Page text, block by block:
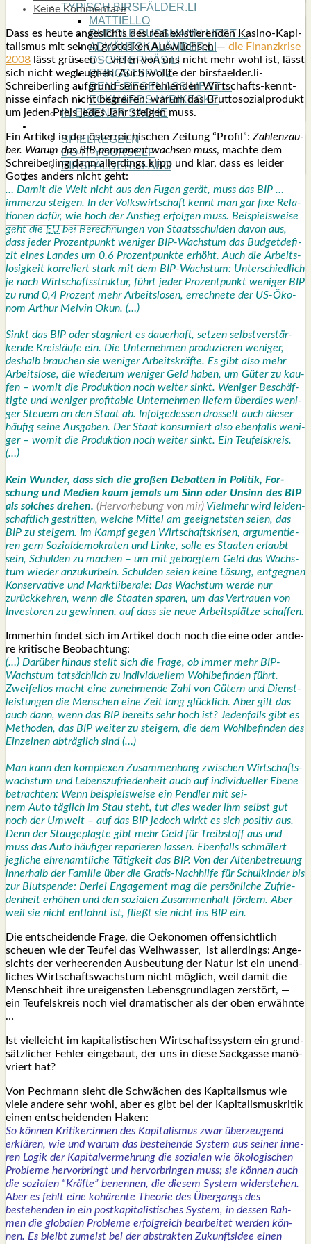
TYPISCH BIRSFÄLDER.LI
MATTIELLO
RUDOLF BUSS­MANN LIEST…
ADVÄNTSKALÄNDER.LI
OSCHTERHÄS.LI
PFINGST­SPATZ
RENÉ REGEN­ASS LIEST…
ECK­HARDS LYRIK­ECKE
IN EIGE­NER SACHE
SPIEL­RE­GELN
DO-IT-YOUR­S­ELF
BIRSFÄLDER.LI-ABO
SHOUT­BOX
Keine Kommentare
Dass es heu­te ange­sichts des real exis­tie­ren­den Kasi­no-Kapi­
ta­lis­mus mit sei­nen gro­tes­ken Aus­wüch­sen — die Finanz­kri­se
2008 lässt grüs­sen — vie­len von uns nicht mehr wohl ist, lässt
sich nicht weg­leug­nen. Auch woll­te der birsfaelder.li-
Schreiberling auf­grund sei­ner feh­len­den Wirt­schafts-kennt­
nis­se ein­fach nicht begrei­fen, war­um das Brut­to­so­zi­al­pro­dukt
um jeden Preis jedes Jahr stei­gen muss.
Ein Arti­kel in der öster­rei­chi­schen Zei­tung “Pro­fil”: Zah­len­zau­
ber. War­um das BIB per­ma­nent wach­sen muss, mach­te dem
Schrei­ber­ling dann aller­dings klipp und klar, dass es lei­der
Got­tes anders nicht geht:
… Damit die Welt nicht aus den Fugen gerät, muss das BIP …
immer­zu stei­gen. In der Volks­wirt­schaft kennt man gar fixe Rela­
tio­nen dafür, wie hoch der Anstieg erfol­gen muss. Bei­spiels­wei­se
geht dieEUbei Berech­nun­gen von Staats­schul­den davon aus,
dass jeder Pro­zent­punkt weni­ger BIP-Wachs­tum das Bud­get­de­fi­
zit eines Lan­des um 0,6 Pro­zent­punk­te erhöht. Auch die Arbeits­
lo­sig­keit kor­re­liert stark mit dem BIP-Wachs­tum: Unter­schied­lich
je nach Wirt­schafts­struk­tur, führt jeder Pro­zent­punkt weni­ger BIP
zu rund 0,4 Pro­zent mehr Arbeits­lo­sen, errech­ne­te der US-Öko­
nom Arthur Mel­vin Okun. (…)
Sinkt das BIP oder sta­gniert es dau­er­haft, set­zen selbst­ver­stär­
ken­de Kreis­läu­fe ein. Die Unter­neh­men pro­du­zie­ren weni­ger,
des­halb brau­chen sie weni­ger Arbeits­kräf­te. Es gibt also mehr
Arbeits­lo­se, die wie­der­um weni­ger Geld haben, um Güter zu kau­
fen – womit die Pro­duk­ti­on noch wei­ter sinkt. Weni­ger Beschäf­
tig­te und weni­ger pro­fi­ta­ble Unter­neh­men lie­fern über­dies weni­
ger Steu­ern an den Staat ab. Infol­ge­des­sen dros­selt auch die­ser
häu­fig sei­ne Aus­ga­ben. Der Staat kon­su­miert also eben­falls weni­
ger – womit die Pro­duk­ti­on noch wei­ter sinkt. Ein Teu­fels­kreis.
(…)
Kein Wun­der, dass sich die gro­ßen Debat­ten in Poli­tik, For­
schung und Medi­en kaum jemals um Sinn oder Unsinn des BIP
als sol­ches dre­hen. (Her­vor­he­bung von mir) Viel­mehr wird lei­den­
schaft­lich gestrit­ten, wel­che Mit­tel am geeig­nets­ten sei­en, das
BIP zu stei­gern. Im Kampf gegen Wirt­schafts­kri­sen, argu­men­tie­
ren gern Sozi­al­de­mo­kra­ten und Lin­ke, sol­le es Staa­ten erlaubt
sein, Schul­den zu machen – um mit geborg­tem Geld das Wachs­
tum wie­der anzu­kur­beln. Schul­den sei­en kei­ne Lösung, ent­geg­nen
Kon­ser­va­ti­ve und Markt­li­be­ra­le: Das Wachs­tum wer­de nur
zurück­keh­ren, wenn die Staa­ten spa­ren, um das Ver­trau­en von
Inves­to­ren zu gewin­nen, auf dass sie neue Arbeits­plät­ze schaf­fen.
Immer­hin fin­det sich im Arti­kel doch noch die eine oder ande­
re kri­ti­sche Beob­ach­tung:
(…) Dar­über hin­aus stellt sich die Fra­ge, ob immer mehr BIP-
Wachs­tum tat­säch­lich zu indi­vi­du­el­lem Wohl­be­fin­den führt.
Zwei­fel­los macht eine zuneh­men­de Zahl von Gütern und Dienst­
leis­tun­gen die Men­schen eine Zeit lang glück­lich. Aber gilt das
auch dann, wenn das BIP bereits sehr hoch ist? Jeden­falls gibt es
Metho­den, das BIP wei­ter zu stei­gern, die dem Wohl­be­fin­den des
Ein­zel­nen abträg­lich sind (…)
Man kann den kom­ple­xen Zusam­men­hang zwi­schen Wirt­schafts­
wachs­tum und Lebens­zu­frie­den­heit auch auf indi­vi­du­el­ler Ebe­ne
betrach­ten: Wenn bei­spiels­wei­se ein Pend­lermit sei­
nem Auto täg­lich im Stau steht, tut dies weder ihm selbst gut
noch der Umwelt – auf das BIP jedoch wirkt es sich posi­tiv aus.
Denn der Stau­ge­plag­te gibt mehr Geld für Treib­stoff aus und
muss das Auto häu­fi­ger repa­rie­ren las­sen. Eben­falls schmä­lert
jeg­li­che ehren­amt­li­che Tätig­keit das BIP. Von der Alten­be­treu­ung
inner­halb der Fami­lie über die Gra­tis-Nach­hil­fe für Schul­kin­der bis
zur Blut­spen­de: Der­lei Enga­ge­ment mag die per­sön­li­che Zufrie­
den­heit erhö­hen und den sozia­len Zusam­men­halt för­dern. Aber
weil sie nicht ent­lohnt ist, fließt sie nicht ins BIP ein.
Die ent­schei­den­de Fra­ge, die Oeko­no­men offen­sicht­lich
scheu­en wie der Teu­fel das Weih­was­ser, ist aller­dings: Ange­
sichts der ver­hee­ren­den Aus­beu­tung der Natur ist ein unend­
li­ches Wirt­schafts­wachs­tum nicht mög­lich, weil damit die
Mensch­heit ihre urei­gens­ten Lebens­grund­la­gen zer­stört, —
ein Teu­fels­kreis noch viel dra­ma­ti­scher als der oben erwähn­te
…
Ist viel­leicht im kapi­ta­lis­ti­schen Wirt­schafts­sys­tem ein grund­
sätz­li­cher Feh­ler ein­ge­baut, der uns in die­se Sack­gas­se manö­
vriert hat?
Von Pech­mann sieht die Schwä­chen des Kapi­ta­lis­mus wie
vie­le ande­re sehr wohl, aber es gibt bei der Kapi­ta­lis­mus­kri­tik
einen ent­schei­den­den Haken:
So kön­nen Kritiker:innen des Kapi­ta­lis­mus zwar über­zeu­gend
erklä­ren, wie und war­um das bestehen­de Sys­tem aus sei­ner inne­
ren Logik der Kapi­tal­ver­meh­rung die sozia­len wie öko­lo­gi­schen
Pro­ble­me her­vor­bringt und her­vor­brin­gen muss; sie kön­nen auch
die sozia­len “Kräf­te” benen­nen, die die­sem Sys­tem wider­ste­hen.
Aber es fehlt eine kohä­ren­te Theo­rie des Über­gangs des
bestehen­den in ein post­ka­pi­ta­lis­ti­sches Sys­tem, in des­sen Rah­
men die glo­ba­len Pro­ble­me erfolg­reich bear­bei­tet wer­den kön­
nen. Es bleibt zumeist bei der abs­trak­ten Zukunfts­idee einen